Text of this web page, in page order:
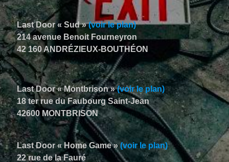
Last Door « Sud »(voir le plan)
214 avenue Benoit Fourneyron
42 160 ANDRÉZIEUX-BOUTHÉON
Last Door « Montbrison »(voir le plan)
18 ter rue du Faubourg Saint-Jean
42600 MONTBRISON
Last Door « Home Game »(voir le plan)
22 rue de la Fauré